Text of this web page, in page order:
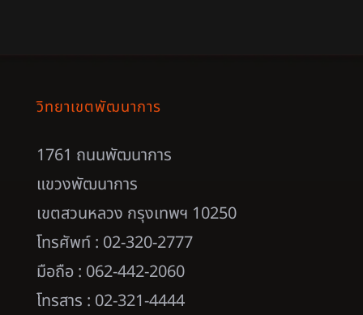
วิทยาเขตพัฒนาการ
1761 ถนนพัฒนาการ
แขวงพัฒนาการ
เขตสวนหลวง กรุงเทพฯ 10250
โทรศัพท์ : 02-320-2777
มือถือ : 062-442-2060
โทรสาร : 02-321-4444